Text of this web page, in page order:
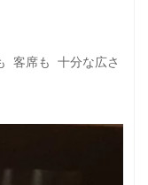
客席も 十分な広さ